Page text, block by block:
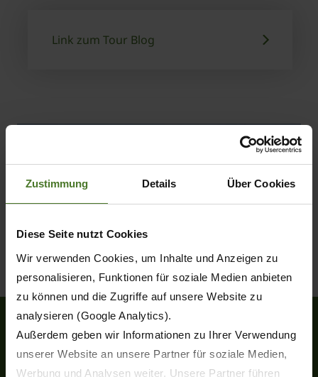
Zustimmung Details Über Cookies
Diese Seite nutzt Cookies
Wir verwenden Cookies, um Inhalte und Anzeigen zu
personalisieren, Funktionen für soziale Medien anbieten
zu können und die Zugriffe auf unsere Website zu
analysieren (Google Analytics).
Außerdem geben wir Informationen zu Ihrer Verwendung
unserer Website an unsere Partner für soziale Medien,
Werbung und Analysen weiter. Unsere Partner führen
Link zum Tour Blog
Heinrich-Krone-Straße 10
D-48480 Spelle